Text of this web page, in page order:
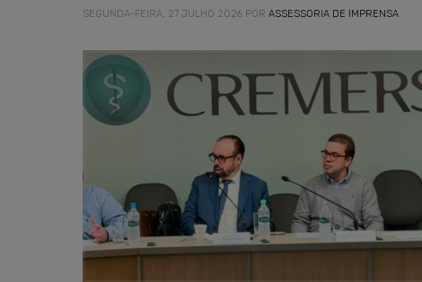
SEGUNDA-FEIRA, 27 JULHO 2026 POR ASSESSORIA DE IMPRENSA